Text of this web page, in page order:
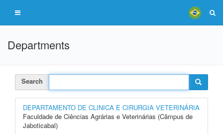
Departments
Search
DEPARTAMENTO DE CLINICA E CIRURGIA VETERINÁRIA
Faculdade de Ciências Agrárias e Veterinárias (Câmpus de
Jaboticabal)